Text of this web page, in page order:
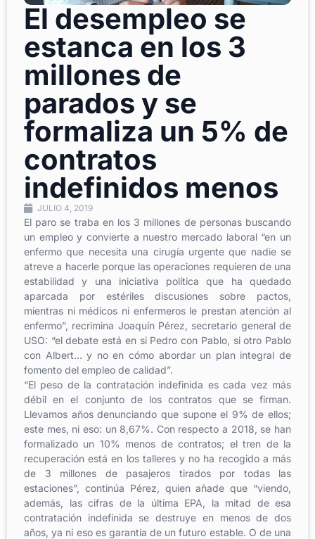
El desempleo se
estanca en los 3
millones de
parados y se
formaliza un 5% de
contratos
indefinidos menos
JULIO 4, 2019
El paro se traba en los 3 millones de personas buscando
un empleo y convierte a nuestro mercado laboral “en un
enfermo que necesita una cirugía urgente que nadie se
atreve a hacerle porque las operaciones requieren de una
estabilidad y una iniciativa política que ha quedado
aparcada por estériles discusiones sobre pactos,
mientras ni médicos ni enfermeros le prestan atención al
enfermo”, recrimina Joaquín Pérez, secretario general de
USO: “el debate está en si Pedro con Pablo, si otro Pablo
con Albert… y no en cómo abordar un plan integral de
fomento del empleo de calidad”.
“El peso de la contratación indefinida es cada vez más
débil en el conjunto de los contratos que se firman.
Llevamos años denunciando que supone el 9% de ellos;
este mes, ni eso: un 8,67%. Con respecto a 2018, se han
formalizado un 10% menos de contratos; el tren de la
recuperación está en los talleres y no ha recogido a más
de 3 millones de pasajeros tirados por todas las
estaciones”, continúa Pérez, quien añade que “viendo,
además, las cifras de la última EPA, la mitad de esa
contratación indefinida se destruye en menos de dos
años, ya ni eso es garantía de un futuro estable. O de una